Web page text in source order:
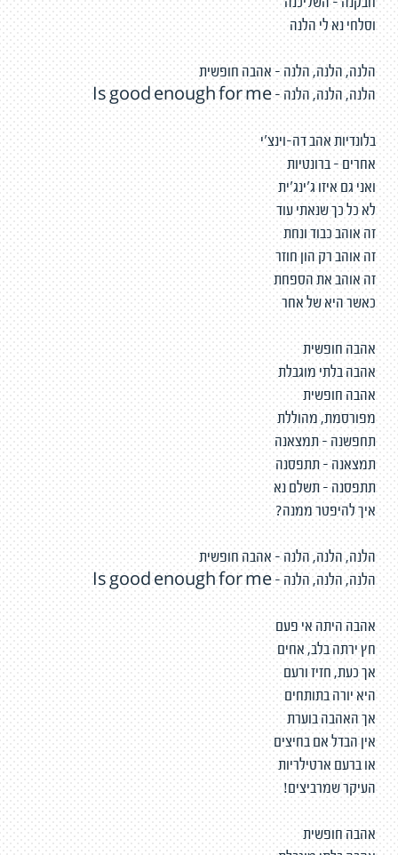
חבקנה - השליכנה
וסלחי נא לי הלנה
הלנה, הלנה, הלנה - אהבה חופשית
הלנה, הלנה, הלנה - Is good enough for me
בלונדיות אהב דה-וינצ'י
אחרים - ברונטיות
ואני גם איזו ג'ינג'ית
לא כל כך שנאתי עוד
זה אוהב כבוד ונחת
זה אוהב רק הון חוזר
זה אוהב את הספחת
כאשר היא של אחר
אהבה חופשית
אהבה בלתי מוגבלת
אהבה חופשית
מפורסמת, מהוללת
תחפשנה - תמצאנה
תמצאנה - תתפסנה
תתפסנה - תשלם נא
איך להיפטר ממנה?
הלנה, הלנה, הלנה - אהבה חופשית
הלנה, הלנה, הלנה - Is good enough for me
אהבה היתה אי פעם
חץ ירתה בלב, אחים
אך כעת, חזיז ורעם
היא יורה בתותחים
אך האהבה בוערת
אין הבדל אם בחיצים
או ברעם ארטילריות
העיקר שמרביצים!
אהבה חופשית